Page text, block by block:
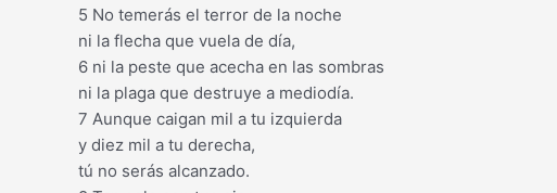
5 No temerás el terror de la noche
ni la flecha que vuela de día,
6 ni la peste que acecha en las sombras
ni la plaga que destruye a mediodía.
7 Aunque caigan mil a tu izquierda
y diez mil a tu derecha,
tú no serás alcanzado.